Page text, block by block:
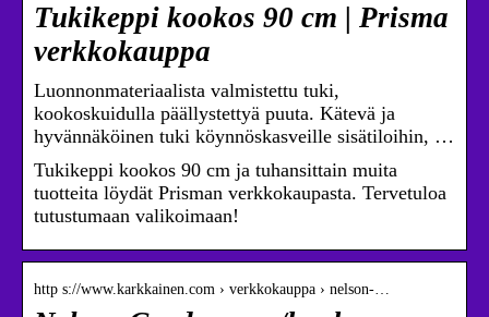
Tukikeppi kookos 90 cm | Prisma
verkkokauppa
Luonnonmateriaalista valmistettu tuki,
kookoskuidulla päällystettyä puuta. Kätevä ja
hyvännäköinen tuki köynnöskasveille sisätiloihin, …
Tukikeppi kookos 90 cm ja tuhansittain muita
tuotteita löydät Prisman verkkokaupasta. Tervetuloa
tutustumaan valikoimaan!
http s://www.karkkainen.com › verkkokauppa › nelson-…